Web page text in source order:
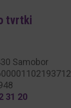
tvrtki
Samobor
31 20